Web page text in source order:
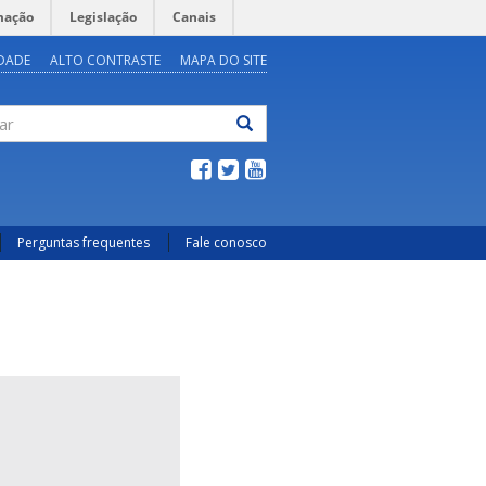
Legislação Canais
ALTO CONTRASTE MAPA DO SITE
Perguntas frequentes Fale conosco